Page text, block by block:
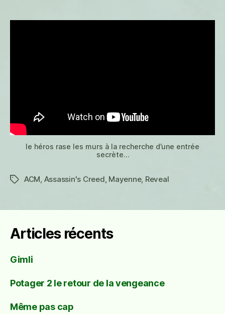
le héros rase les murs à la recherche d’une entrée
secrète…
Étiquettes
ACM, Assassin's Creed, Mayenne, Reveal
Articles récents
Gimli
Potager 2 le retour de la vengeance
Même pas cap